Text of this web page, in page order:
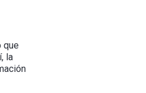
que
la